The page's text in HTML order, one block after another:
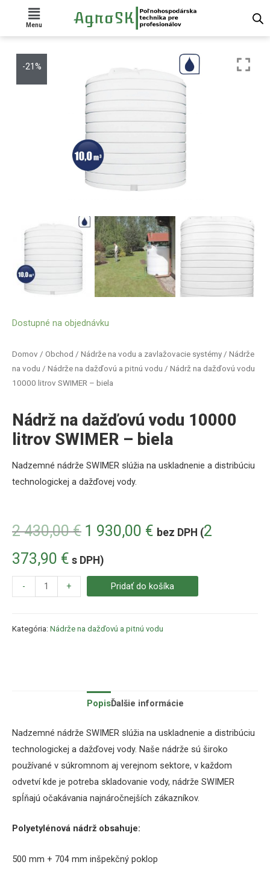
Menu
-21%
Domov / Obchod / Nádrže na vodu a zavlažovacie systémy / Nádrže
na vodu / Nádrže na dažďovú a pitnú vodu / Nádrž na dažďovú vodu
10000 litrov SWIMER – biela
Nádrž na dažďovú vodu 10000
litrov SWIMER – biela
2 430,00€ 1 930,00 € bez DPH (2
373,90 € s DPH)
Nadzemné nádrže SWIMER slúžia na uskladnenie a distribúciu
technologickej a dažďovej vody.
Dostupné na objednávku
- + Pridať do košíka
Kategória: Nádrže na dažďovú a pitnú vodu
PopisĎalšie informácie
Nadzemné nádrže SWIMER slúžia na uskladnenie a distribúciu
technologickej a dažďovej vody. Naše nádrže sú široko
používané v súkromnom aj verejnom sektore, v každom
odvetví kde je potreba skladovanie vody, nádrže SWIMER
spĺňajú očakávania najnáročnejších zákazníkov.
Polyetylénová nádrž obsahuje:
500 mm + 704 mm inšpekčný poklop